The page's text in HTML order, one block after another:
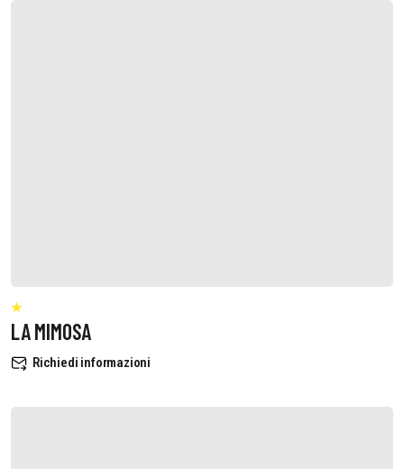
LA MIMOSA
Richiedi informazioni